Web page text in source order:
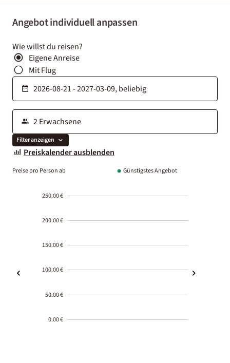
Angebot individuell anpassen
Wie willst du reisen?
Eigene Anreise
Mit Flug
Filter anzeigen
Preiskalender ausblenden
Preise pro Person ab Günstigstes Angebot
250.00 €
200.00 €
150.00 €
100.00 €
50.00 €
0.00 €